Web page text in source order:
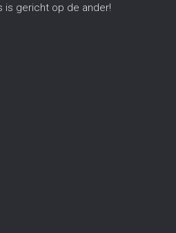
is gericht op de ander!